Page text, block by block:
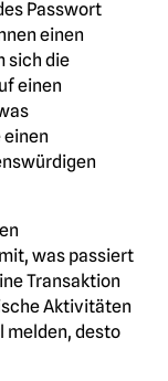
Passwort
einen
sich die
einen
einen
was passiert
Transaktion
Aktivitäten
melden, desto